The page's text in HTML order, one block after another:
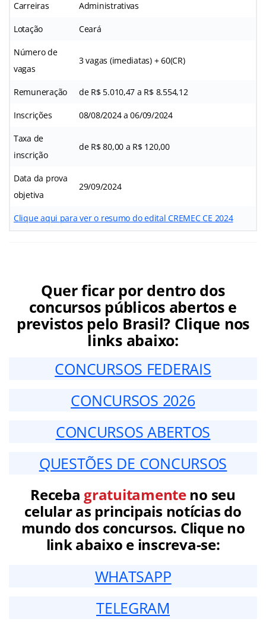
Carreiras Administrativas
Lotação Ceará
Número de
vagas
3 vagas (imediatas) + 60(CR)
Remuneração de R$ 5.010,47 a R$ 8.554,12
Inscrições 08/08/2024 a 06/09/2024
Taxa de
inscrição
de R$ 80,00 a R$ 120,00
Data da prova
objetiva
29/09/2024
Clique aqui para ver o resumo do edital CREMEC CE 2024
Quer ficar por dentro dos
concursos públicos abertos e
previstos pelo Brasil? Clique nos
links abaixo:
CONCURSOS FEDERAIS
CONCURSOS 2026
CONCURSOS ABERTOS
QUESTÕES DE CONCURSOS
Receba gratuitamenteno seu
celular as principais notícias do
mundo dos concursos. Clique no
link abaixo e inscreva-se:
WHATSAPP
TELEGRAM